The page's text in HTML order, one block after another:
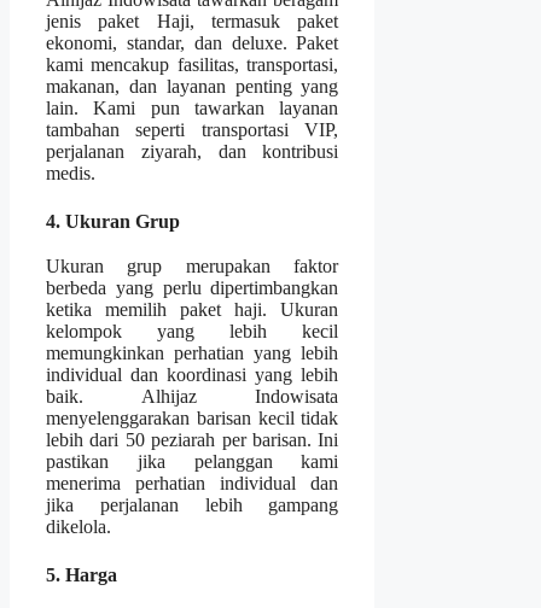
jenis paket Haji, termasuk paket
ekonomi, standar, dan deluxe. Paket
kami mencakup fasilitas, transportasi,
makanan, dan layanan penting yang
lain. Kami pun tawarkan layanan
tambahan seperti transportasi VIP,
perjalanan ziyarah, dan kontribusi
medis.
4. Ukuran Grup
Ukuran grup merupakan faktor
berbeda yang perlu dipertimbangkan
ketika memilih paket haji. Ukuran
kelompok yang lebih kecil
memungkinkan perhatian yang lebih
individual dan koordinasi yang lebih
baik. Alhijaz Indowisata
menyelenggarakan barisan kecil tidak
lebih dari 50 peziarah per barisan. Ini
pastikan jika pelanggan kami
menerima perhatian individual dan
jika perjalanan lebih gampang
dikelola.
5. Harga